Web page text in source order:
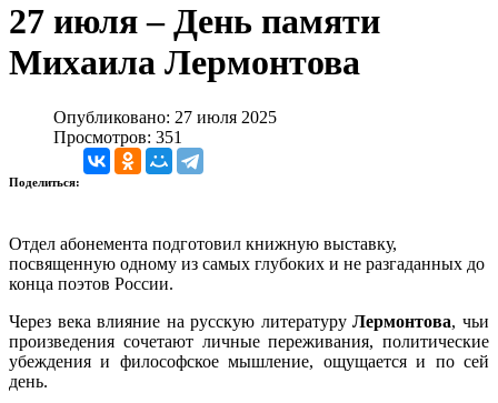
27 июля – День памяти
Михаила Лермонтова
Опубликовано: 27 июля 2025
Просмотров: 351
Поделиться:
Отдел абонемента подготовил книжную выставку,
посвященную одному из самых глубоких и не разгаданных до
конца поэтов России.
Через века влияние на русскую литературуЛермонтова, чьи
произведения сочетают личные переживания, политические
убеждения и философское мышление, ощущается и по сей
день.